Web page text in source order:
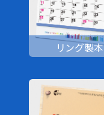
リング製本